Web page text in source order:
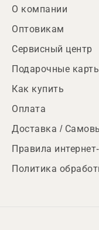
О компании
Оптовикам
Сервисный центр
Подарочные
Как купить
Оплата
Доставка /
Правила
Политика